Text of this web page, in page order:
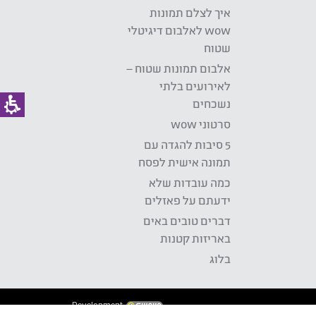
איך לצלם תמונות
wow לאלבום דיגיטלי
שטוח
אלבום תמונות שטוח –
לאירועים בלתי
נשכחים
סרטוני wow
5 סיבות להגדה עם
תמונה אישית לפסח
כמה עובדות שלא
ידעתם על פאזלים
דברים טובים באים
באריזות קטנות
בלוג
Development: